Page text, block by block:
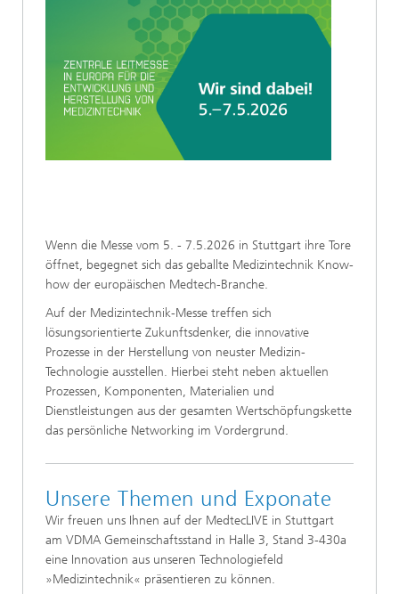
Wenn die Messe vom 5. - 7.5.2026 in Stuttgart ihre Tore
öffnet, begegnet sich das geballte Medizintechnik Know-
how der europäischen Medtech-Branche.
Auf der Medizintechnik-Messe treffen sich
lösungsorientierte Zukunftsdenker, die innovative
Prozesse in der Herstellung von neuster Medizin-
Technologie ausstellen. Hierbei steht neben aktuellen
Prozessen, Komponenten, Materialien und
Dienstleistungen aus der gesamten Wertschöpfungskette
das persönliche Networking im Vordergrund.
Unsere Themen und Exponate
Wir freuen uns Ihnen auf der MedtecLIVE in Stuttgart
am VDMA Gemeinschaftsstand in Halle 3, Stand 3-430a
eine Innovation aus unseren Technologiefeld
»Medizintechnik« präsentieren zu können.